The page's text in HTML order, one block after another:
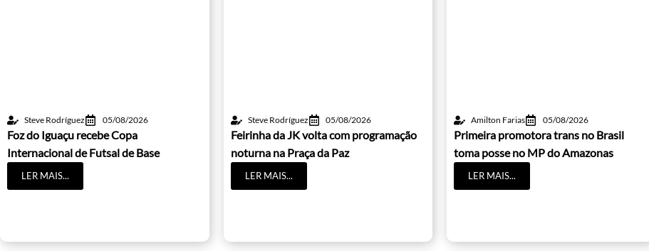
Steve Rodríguez 05/08/2026
Foz do Iguaçu recebe Copa
Internacional de Futsal de Base
LER MAIS...
Steve Rodríguez 05/08/2026
Feirinha da JK volta com programação
noturna na Praça da Paz
LER MAIS...
Amilton Farias 05/08/2026
Primeira promotora trans no Brasil
toma posse no MP do Amazonas
LER MAIS...